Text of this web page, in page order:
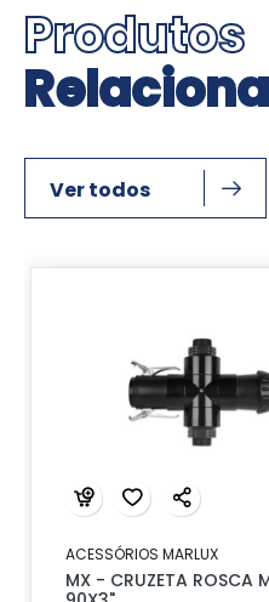
Produtos
Ver todos
ACESSÓRIOS MARLUX
MX - CRUZETA ROSCA